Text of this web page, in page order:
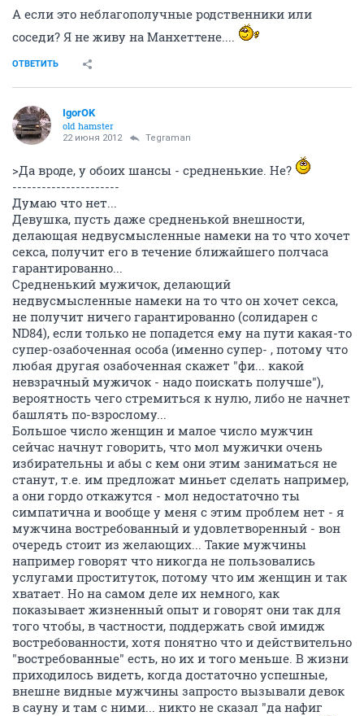
А если это неблагополучные родственники или
соседи? Я не живу на Манхеттене....
ОТВЕТИТЬ
IgorOK
old hamster
22 июня 2012 Tegraman
>Да вроде, у обоих шансы - средненькие. Не?
----------------------
Думаю что нет...
Девушка, пусть даже средненькой внешности,
делающая недвусмысленные намеки на то что хочет
секса, получит его в течение ближайшего полчаса
гарантированно...
Средненький мужичок, делающий
недвусмысленные намеки на то что он хочет секса,
не получит ничего гарантированно (солидарен с
ND84), если только не попадется ему на пути какая-то
супер-озабоченная особа (именно супер- , потому что
любая другая озабоченная скажет "фи... какой
невзрачный мужичок - надо поискать получше"),
вероятность чего стремиться к нулю, либо не начнет
башлять по-взрослому...
Большое число женщин и малое число мужчин
сейчас начнут говорить, что мол мужички очень
избирательны и абы с кем они этим заниматься не
станут, т.е. им предложат миньет сделать например,
а они гордо откажутся - мол недостаточно ты
симпатична и вообще у меня с этим проблем нет - я
мужчина востребованный и удовлетворенный - вон
очередь стоит из желающих... Такие мужчины
например говорят что никогда не пользовались
услугами проституток, потому что им женщин и так
хватает. Но на самом деле их немного, как
показывает жизненный опыт и говорят они так для
того чтобы, в частности, поддержать свой имидж
востребованности, хотя понятно что и действительно
"востребованные" есть, но их и того меньше. В жизни
приходилось видеть, когда достаточно успешные,
внешне видные мужчины запросто вызывали девок
в сауну и там с ними... никто не сказал "да нафиг